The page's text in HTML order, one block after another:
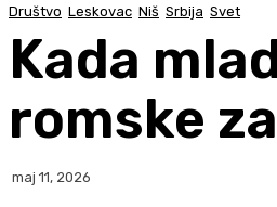
Društvo Leskovac Niš Srbija Svet
Kada
romske
maj 11, 2026